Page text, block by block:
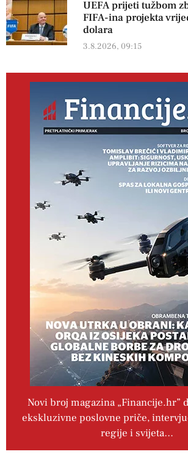
UEFA prijeti tužbom
FIFA-ina projekta
dolara
3.8.2026, 09:15
Novi broj magazina „Financije.hr”
ekskluzivne poslovne priče,
regije i svijeta…